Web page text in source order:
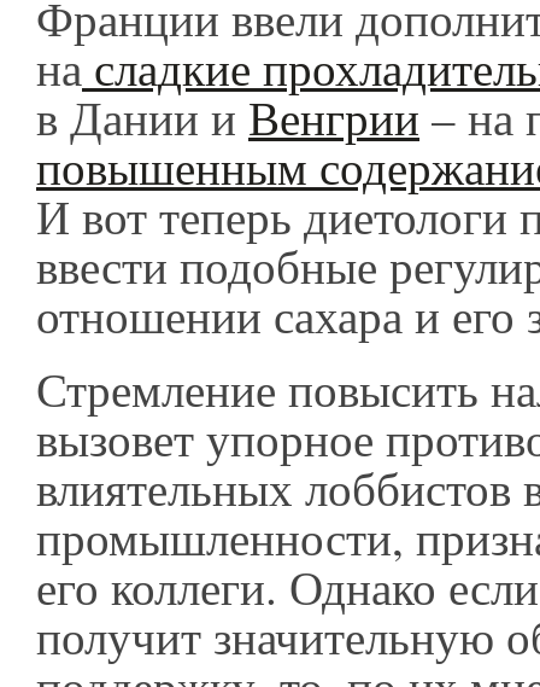
Франции ввели
насладкие
в Дании и Венгрии– на
повышенным
И вот теперь диетологи
ввести подобные
отношении сахара и его
Стремление повысить
вызовет упорное
влиятельных лоббистов
промышленности,
его коллеги. Однако
получит значительную